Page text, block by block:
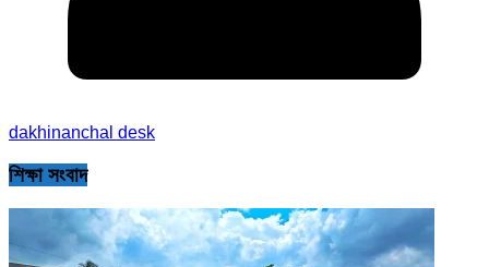
dakhinanchal desk
শিক্ষা সংবাদ